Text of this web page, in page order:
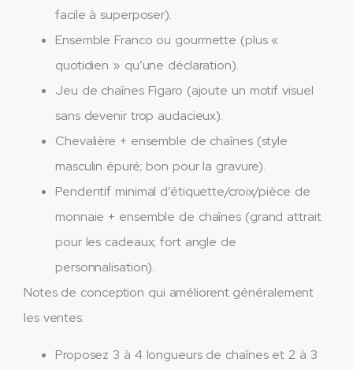
facile à superposer).
Ensemble Franco ou gourmette (plus «
quotidien » qu’une déclaration).
Jeu de chaînes Figaro (ajoute un motif visuel
sans devenir trop audacieux).
Chevalière + ensemble de chaînes (style
masculin épuré; bon pour la gravure).
Pendentif minimal d’étiquette/croix/pièce de
monnaie + ensemble de chaînes (grand attrait
pour les cadeaux; fort angle de
personnalisation).
Notes de conception qui améliorent généralement
les ventes:
Proposez 3 à 4 longueurs de chaînes et 2 à 3